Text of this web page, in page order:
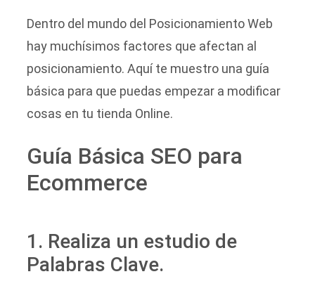
Dentro del mundo del Posicionamiento Web
hay muchísimos factores que afectan al
posicionamiento. Aquí te muestro una guía
básica para que puedas empezar a modificar
cosas en tu tienda Online.
Guía Básica SEO para
Ecommerce
1. Realiza un estudio de
Palabras Clave.